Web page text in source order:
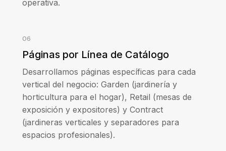
operativa.
06
Páginas por Línea de Catálogo
Desarrollamos páginas específicas para cada
vertical del negocio: Garden (jardinería y
horticultura para el hogar), Retail (mesas de
exposición y expositores) y Contract
(jardineras verticales y separadores para
espacios profesionales).